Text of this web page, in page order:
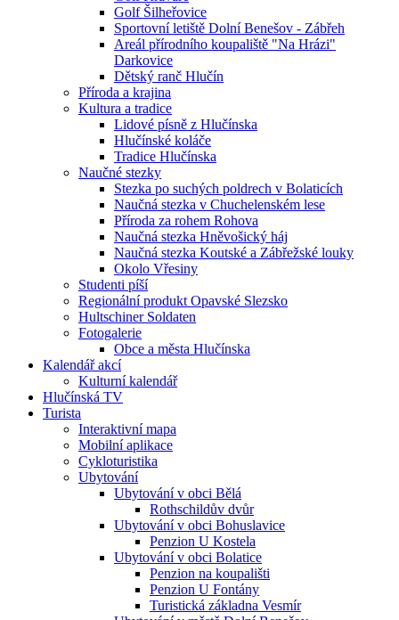
Golf Šilheřovice
Sportovní letiště Dolní Benešov - Zábřeh
Areál přírodního koupaliště "Na Hrázi"
Darkovice
Dětský ranč Hlučín
Příroda a krajina
Kultura a tradice
Lidové písně z Hlučínska
Hlučínské koláče
Tradice Hlučínska
Naučné stezky
Stezka po suchých poldrech v Bolaticích
Naučná stezka v Chuchelenském lese
Příroda za rohem Rohova
Naučná stezka Hněvošický háj
Naučná stezka Koutské a Zábřežské louky
Okolo Vřesiny
Studenti píší
Regionální produkt Opavské Slezsko
Hultschiner Soldaten
Fotogalerie
Obce a města Hlučínska
Kalendář akcí
Kulturní kalendář
Hlučínská TV
Turista
Interaktivní mapa
Mobilní aplikace
Cykloturistika
Ubytování
Ubytování v obci Bělá
Rothschildův dvůr
Ubytování v obci Bohuslavice
Penzion U Kostela
Ubytování v obci Bolatice
Penzion na koupališti
Penzion U Fontány
Turistická základna Vesmír